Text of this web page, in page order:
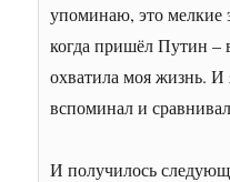
упоминаю, это
когда пришёл Путин –
охватила моя жизнь. И
вспоминал и
И получилось